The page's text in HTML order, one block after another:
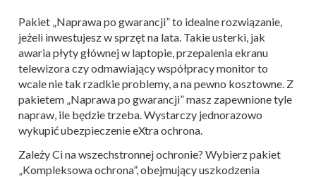
Pakiet „Naprawa po gwarancji” to idealne rozwiązanie,
jeżeli inwestujesz w sprzęt na lata. Takie usterki, jak
awaria płyty głównej w laptopie, przepalenia ekranu
telewizora czy odmawiający współpracy monitor to
wcale nie tak rzadkie problemy, a na pewno kosztowne. Z
pakietem „Naprawa po gwarancji” masz zapewnione tyle
napraw, ile będzie trzeba. Wystarczy jednorazowo
wykupić ubezpieczenie eXtra ochrona.
Zależy Ci na wszechstronnej ochronie? Wybierz pakiet
„Kompleksowa ochrona”, obejmujący uszkodzenia